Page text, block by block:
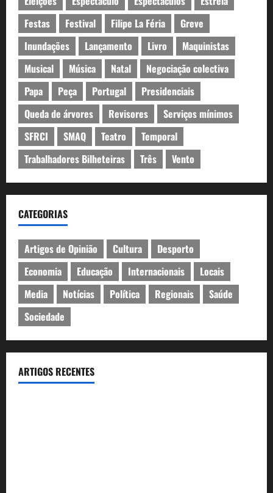
Festas
Festival Filipe La Féria
Greve
Inundações
Lançamento Livro
Maquinistas
Musical
Música Natal
Negociação colectiva
Papa
Peça Portugal
Presidenciais
Queda de árvores
Revisores
Serviços mínimos
SFRCI
SMAQ Teatro
Temporal
Trabalhadores Bilheteiras
Três Vento
CATEGORIAS
Artigos de Opinião Cultura
Desporto
Economia
Educação Internacionais
Locais
Media
Notícias Política Regionais
Saúde
Sociedade
ARTIGOS RECENTES